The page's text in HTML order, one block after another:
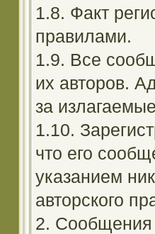
1.8. Факт
правилами.
1.9. Все
их авторов.
за
1.10.
что его
указанием
авторского
2. Сообщения